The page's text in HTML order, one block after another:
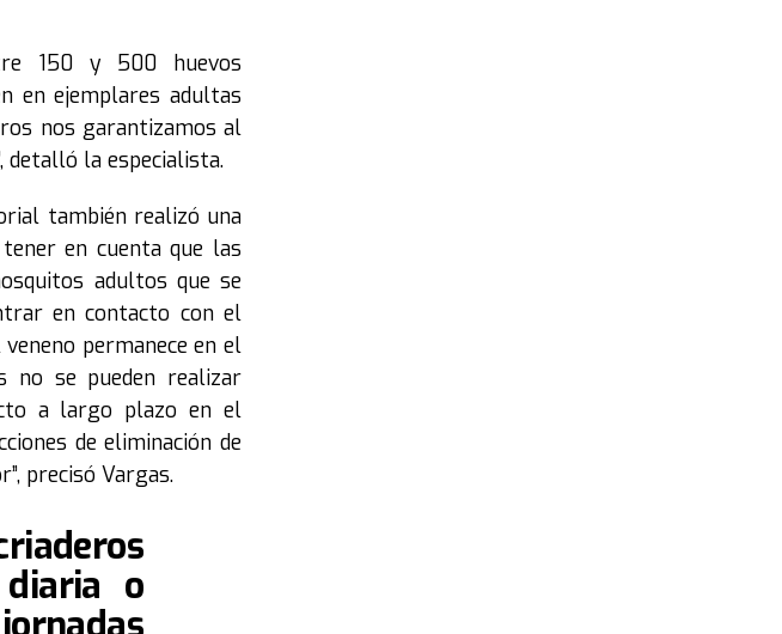
150 y 500 huevos
en ejemplares adultas
nos garantizamos al
detalló la especialista.
también realizó una
en cuenta que las
adultos que se
en contacto con el
permanece en el
se pueden realizar
a largo plazo en el
de eliminación de
precisó Vargas.
o